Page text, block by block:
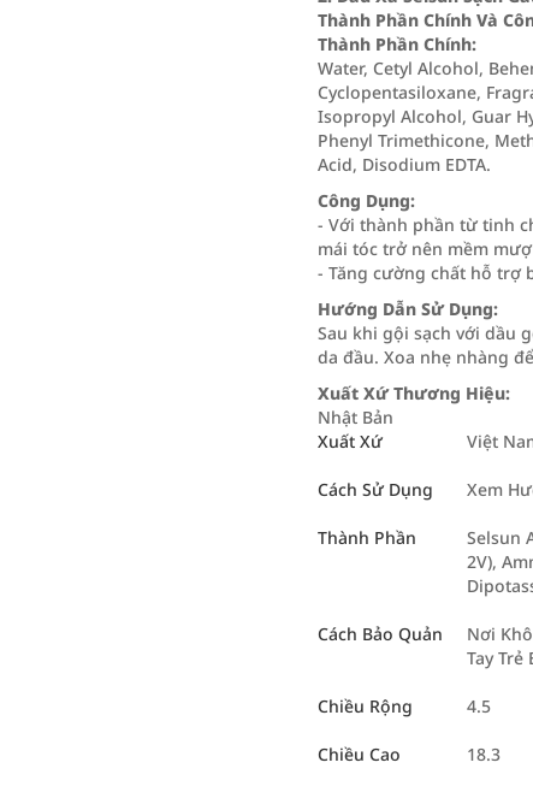
Thành Phần Chính Và
Thành Phần Chính:
Water, Cetyl Alcohol,
Cyclopentasiloxane,
Isopropyl Alcohol, Guar
Phenyl Trimethicone,
Acid, Disodium EDTA.
Công Dụng:
- Với thành phần từ tinh
mái tóc trở nên mềm
- Tăng cường chất hỗ trợ
Hướng Dẫn Sử Dụng:
Sau khi gội sạch với dầu
da đầu. Xoa nhẹ nhàng
Xuất Xứ Thương Hiệu:
Nhật Bản
Xuất Xứ
Việt
Cách Sử Dụng Xem
Thành Phần
Selsun
2V),
Cách Bảo Quản
Nơi
Tay Trẻ
Chiều Rộng 4.5
Chiều Cao 18.3